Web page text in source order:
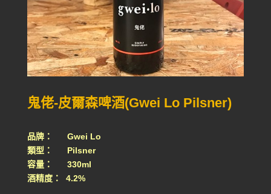
鬼佬-皮爾森啤酒(Gwei Lo Pilsner)
品牌： Gwei Lo
類型： Pilsner
容量： 330ml
酒精度： 4.2%